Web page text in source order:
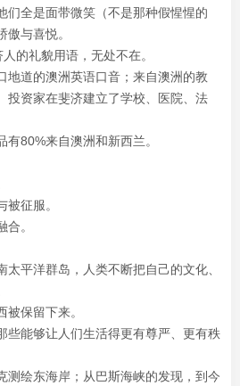
们全是面带微笑（不是那种假惺惺的
与喜悦。
的礼貌用语，无处不在。
地道的澳洲英语口音；来自澳洲的教
投资家在斐济建立了学校、医院、法
80%来自澳洲和新西兰。
征服。
。
平洋群岛，人类不断把自己的文化、
保留下来。
些能够让人们生活得更有尊严、更有秩
测绘东海岸；从巴斯海峡的发现，到今